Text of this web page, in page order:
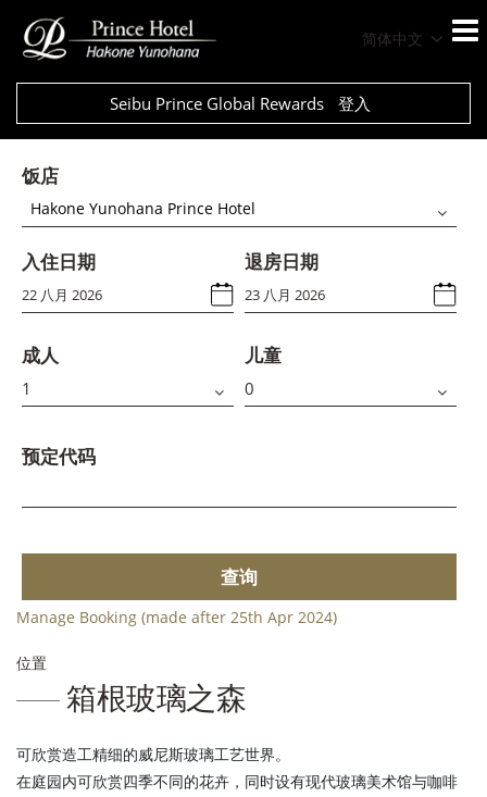
简体中文
Seibu Prince Global Rewards 登入
饭店
Hakone Yunohana Prince Hotel
入住日期 退房日期
成人 儿童
预定代码
查询
Manage Booking (made after 25th Apr 2024)
位置
箱根玻璃之森
可欣赏造工精细的威尼斯玻璃工艺世界。
在庭园内可欣赏四季不同的花卉，同时设有现代玻璃美术馆与咖啡